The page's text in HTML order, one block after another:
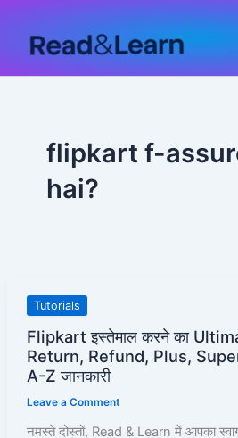
content
flipkart f-
hai?
Tutorials
Flipkart इस्तेमाल करने का
Return, Refund, Plus,
A-Z जानकारी
Leave a Comment
नमस्ते दोस्तों, Read & Learn में आपका
Flipkart
करने
का
Order,